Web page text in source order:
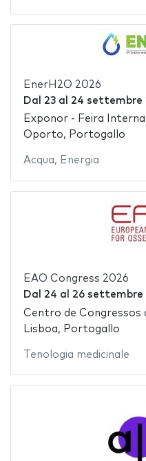
EnerH2O 2026
Dal 23al 24 settembre
Exponor - Feira
Oporto, Portogallo
Acqua, Energia
EAO Congress 2026
Dal 24 al 26 settembre
Centro de Congressos
Lisboa, Portogallo
Tenologia medicinale